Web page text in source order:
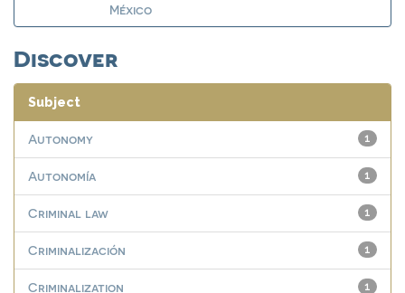
México
Discover
Subject
1
Autonomy
1
Autonomía
1
Criminal law
1
Criminalización
1
Criminalization